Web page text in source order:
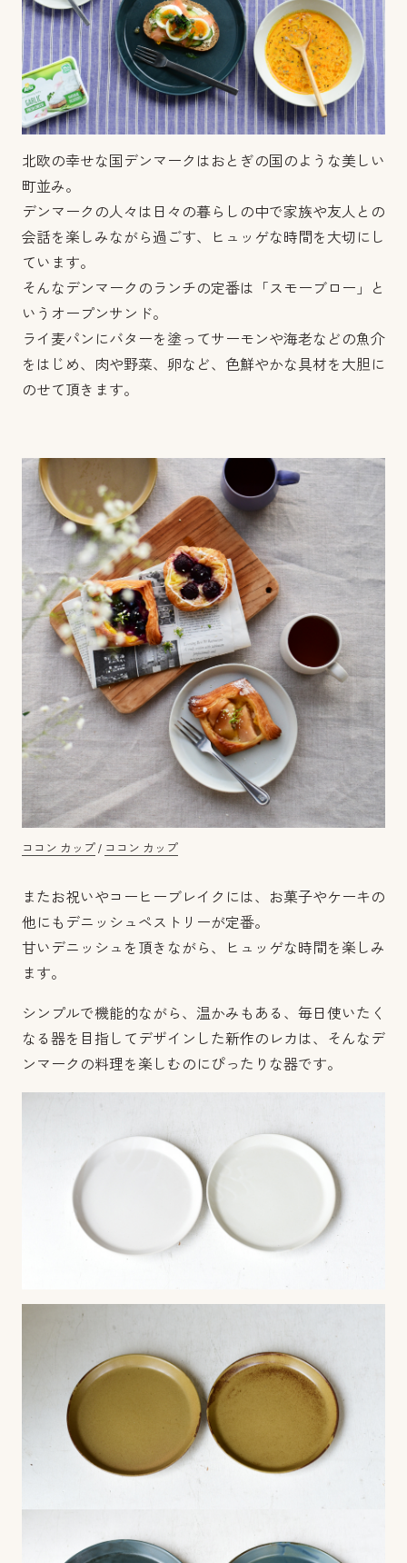
北欧の幸せな国デンマークはおとぎの国のような美しい
町並み。
デンマークの人々は日々の暮らしの中で家族や友人との
会話を楽しみながら過ごす、ヒュッゲな時間を大切にし
ています。
そんなデンマークのランチの定番は「スモーブロー」と
いうオープンサンド。
ライ麦パンにバターを塗ってサーモンや海老などの魚介
をはじめ、肉や野菜、卵など、色鮮やかな具材を大胆に
のせて頂きます。
ココン カップ / ココン カップ
またお祝いやコーヒーブレイクには、お菓子やケーキの
他にもデニッシュペストリーが定番。
甘いデニッシュを頂きながら、ヒュッゲな時間を楽しみ
ます。
シンプルで機能的ながら、温かみもある、毎日使いたく
なる器を目指してデザインした新作のレカは、そんなデ
ンマークの料理を楽しむのにぴったりな器です。